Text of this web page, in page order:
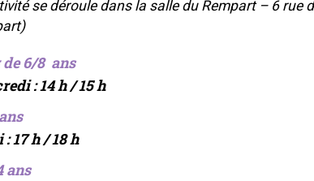
se déroule dans la salle du Rempart – 6 rue
6/8 ans
: 14 h / 15 h
17 h / 18 h
ans